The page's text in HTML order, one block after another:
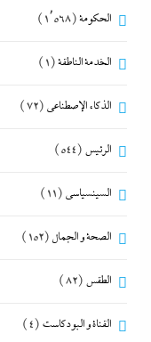
الحكومة(1٬568)
الخدمة الناطقة(1)
الذكاء الإصطناعي (72)
الرئيس (544)
السينسياسي (11)
الصحة و الجمال (152)
الطقس (82)
القناة و البودكاست (4)